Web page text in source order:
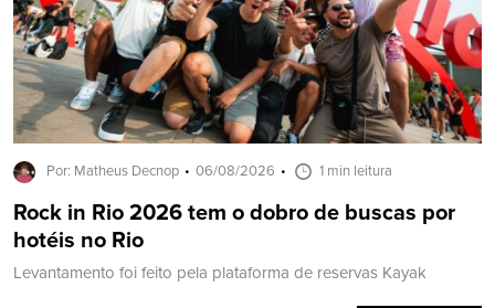
Por: Matheus Decnop 06/08/2026 1 min leitura
Rock in Rio 2026 tem o dobro de buscas por
hotéis no Rio
Levantamento foi feito pela plataforma de reservas Kayak